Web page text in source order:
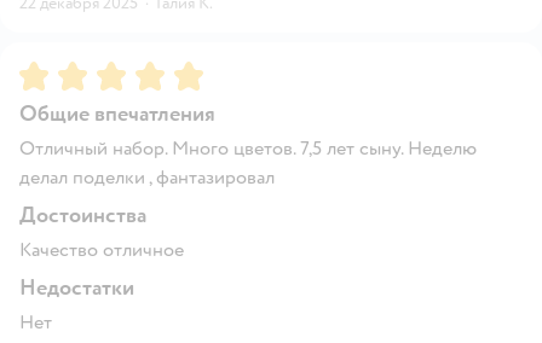
Рейтинг:5
Общие впечатления
Отличный набор. Много цветов. 7,5 лет сыну. Неделю
делал поделки , фантазировал
Достоинства
Качество отличное
Недостатки
Нет